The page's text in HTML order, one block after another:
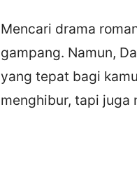
Mencari drama
gampang. Namun,
yang tepat bagi
menghibur, tapi juga